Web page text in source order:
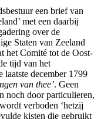
een brief van
met een daarbij
over de
Staten van Zeeland
het Comité tot de Oost-
tijd van het
december 1799
van thee’. Geen
noch door particulieren,
verboden ‘hetzij
kisten die gebruikt